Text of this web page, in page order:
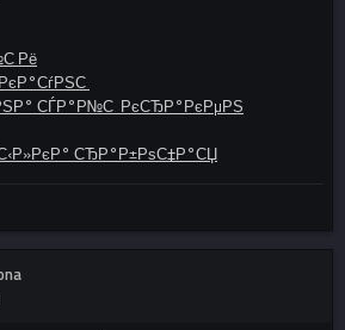
СЃР°Р№С‚ РєСЂР°РєРµРЅ
СЂР°Р±РѕС‡Р°СЏ